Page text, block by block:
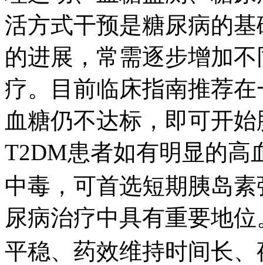
活方式干预是糖尿病的基
的进展，常需逐步增
疗。目前临床指南推荐
血糖仍不达标，即可
T2DM患者如有明显的高
中毒，可首选短期胰岛
尿病治疗中具有重要地
平稳、药效维持时间长